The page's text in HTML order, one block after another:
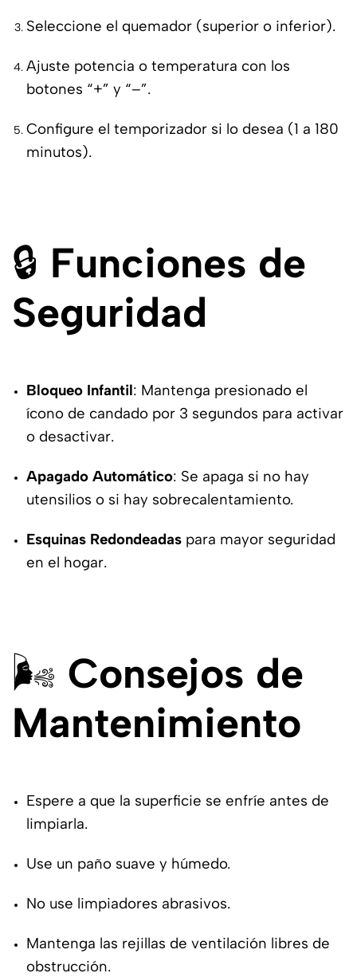
Seleccione el quemador (superior o inferior).
Ajuste potencia o temperatura con los
botones “+” y “–”.
Configure el temporizador si lo desea (1 a 180
minutos).
🔒 Funciones de
Seguridad
Bloqueo Infantil: Mantenga presionado el
ícono de candado por 3 segundos para activar
o desactivar.
Apagado Automático: Se apaga si no hay
utensilios o si hay sobrecalentamiento.
Esquinas Redondeadas para mayor seguridad
en el hogar.
🌬️ Consejos de
Mantenimiento
Espere a que la superficie se enfríe antes de
limpiarla.
Use un paño suave y húmedo.
No use limpiadores abrasivos.
Mantenga las rejillas de ventilación libres de
obstrucción.